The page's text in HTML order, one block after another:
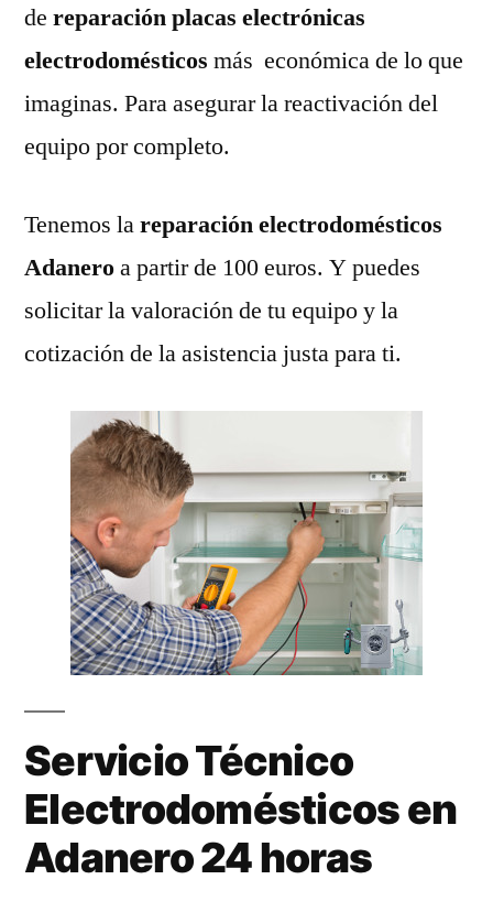
de reparación placas electrónicas
electrodomésticos más económica de lo que
imaginas. Para asegurar la reactivación del
equipo por completo.
Tenemos lareparación electrodomésticos
Adaneroa partir de 100 euros. Y puedes
solicitar la valoración de tu equipo y la
cotización de la asistencia justa para ti.
Servicio Técnico
Electrodomésticos en
Adanero 24 horas